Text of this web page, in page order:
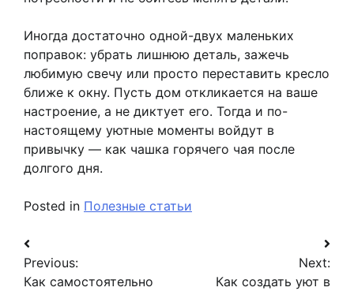
Иногда достаточно одной-двух маленьких
поправок: убрать лишнюю деталь, зажечь
любимую свечу или просто переставить кресло
ближе к окну. Пусть дом откликается на ваше
настроение, а не диктует его. Тогда и по-
настоящему уютные моменты войдут в
привычку — как чашка горячего чая после
долгого дня.
Posted in Полезные статьи
Навигация
по
Previous:
Как самостоятельно
Next:
Как создать уют в